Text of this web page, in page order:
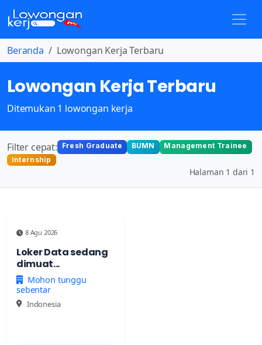
Beranda Lowongan Kerja Terbaru
Lowongan Kerja Terbaru
Ditemukan 1 lowongan kerja
Filter cepat: Fresh Graduate BUMN
Management Trainee
Internship
Halaman 1 dari 1
8 Agu 2026
Loker Data sedang
dimuat...
Mohon tunggu
sebentar
Indonesia